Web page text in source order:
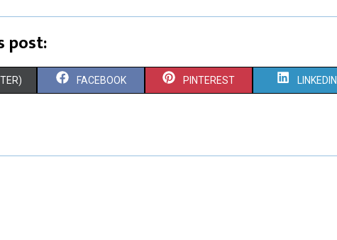
post:
S
R
FACEBOOK S
R
PINTEREST S
R
LINKEDIN